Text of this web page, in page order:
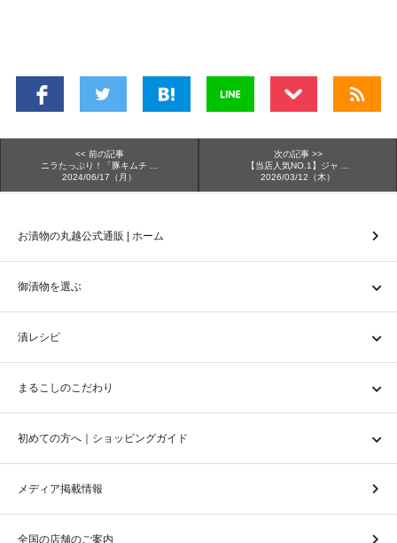
<< 前の記事
ニラたっぷり！「豚キムチ ...
2024/06/17（月）
次の記事 >>
【当店人気NO.1】ジャ ...
2026/03/12（木）
お漬物の丸越公式通販 | ホーム
御漬物を選ぶ
漬レシピ
まるこしのこだわり
初めての方へ｜ショッピングガイド
メディア掲載情報
全国の店舗のご案内